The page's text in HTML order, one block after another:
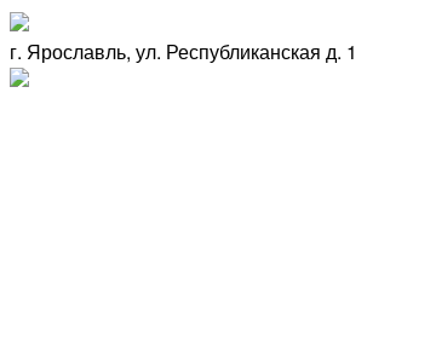
г. Ярославль, ул. Республиканская д. 1